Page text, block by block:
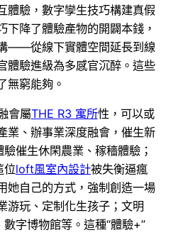
體驗，數字孿生技巧構建真假
下降了體驗產物的開闢本錢，
——從線下實體空間延長到線
體驗進級為多感官沉醉。這些
無窮能夠。
會屬THE R3 寓所性，可以或
業、辦事業深度融會，催生新
催生休閑農業、稼穡體驗；
位loft風室內設計被失衡逼瘋
她自己的方式，強制創造一場
游玩、定制化生孩子；文明
字博物館等。這種“體驗+”